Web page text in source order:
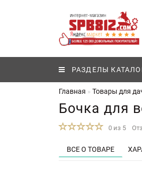
РАЗДЕЛЫ
Главная Товары для
Бочка для
0 из 5
ВСЕ О ТОВАРЕ